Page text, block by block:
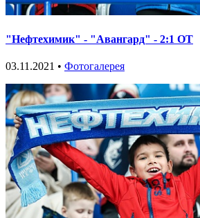
"Нефтехимик" - "Авангард" - 2:1 ОТ
03.11.2021 • Фотогалерея